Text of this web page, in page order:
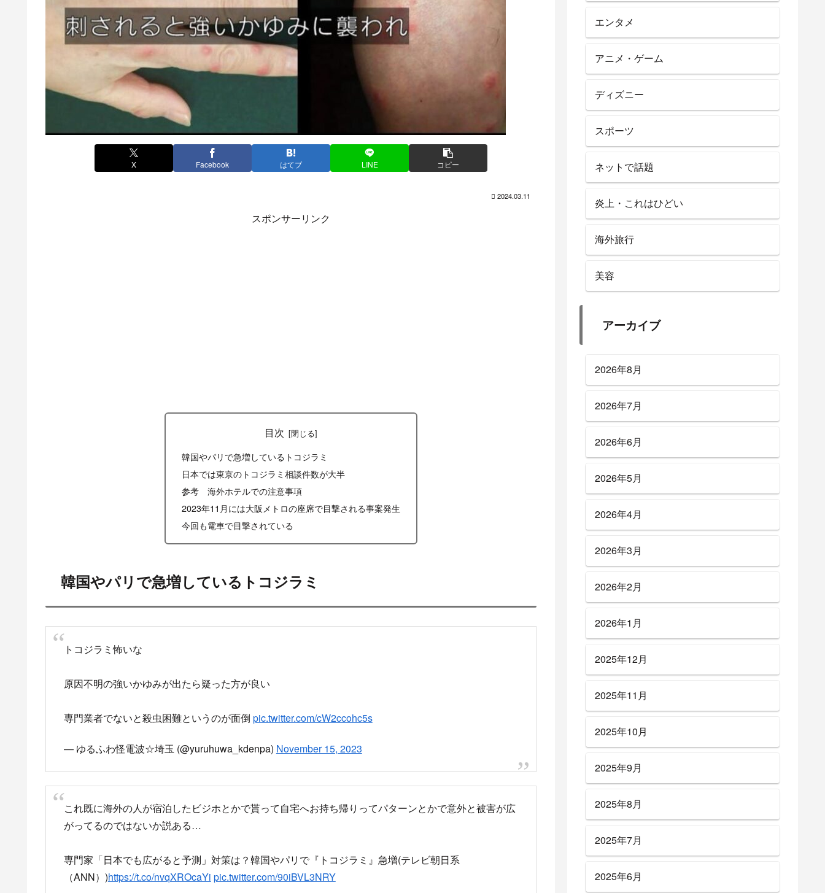
X Facebook はてブ LINE コピー
2024.03.11
スポンサーリンク
目次
韓国やパリで急増しているトコジラミ
日本では東京のトコジラミ相談件数が大半
参考 海外ホテルでの注意事項
2023年11月には大阪メトロの座席で目撃される事案発生
今回も電車で目撃されている
韓国やパリで急増しているトコジラミ
トコジラミ怖いな
原因不明の強いかゆみが出たら疑った方が良い
専門業者でないと殺虫困難というのが面倒 pic.twitter.com/cW2ccohc5s
— ゆるふわ怪電波☆埼玉 (@yuruhuwa_kdenpa) November 15, 2023
これ既に海外の人が宿泊したビジホとかで貰って自宅へお持ち帰りってパターンとかで意外と被害が広
がってるのではないか説ある…
専門家「日本でも広がると予測」対策は？韓国やパリで『トコジラミ』急増(テレビ朝日系
（ANN）)https://t.co/nvqXROcaYi pic.twitter.com/90iBVL3NRY
エンタメ
アニメ・ゲーム
ディズニー
スポーツ
ネットで話題
炎上・これはひどい
海外旅行
美容
アーカイブ
2026年8月
2026年7月
2026年6月
2026年5月
2026年4月
2026年3月
2026年2月
2026年1月
2025年12月
2025年11月
2025年10月
2025年9月
2025年8月
2025年7月
2025年6月